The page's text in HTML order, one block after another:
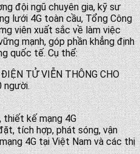
đội ngũ chuyên gia, kỹ sư
lưới 4G toàn cầu, Tổng Công
viên xuất sắc về làm việc
mạnh, góp phần khẳng định
quốc tế. Cụ thể:
TỬ VIỄN THÔNG CHO
người.
thiết kế mạng 4G
tích hợp, phát sóng, vận
4G tại Việt Nam và các thị